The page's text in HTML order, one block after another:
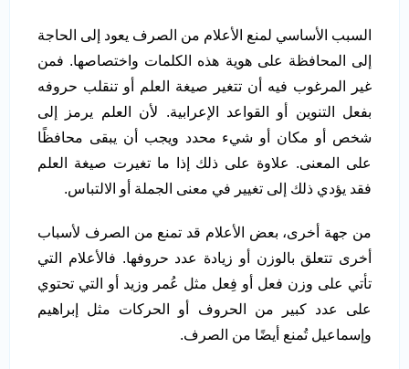
السبب الأساسي لمنع الأعلام من الصرف يعود إلى الحاجة
إلى المحافظة على هوية هذه الكلمات واختصاصها. فمن
غير المرغوب فيه أن تتغير صيغة العلم أو تنقلب حروفه
بفعل التنوين أو القواعد الإعرابية. لأن العلم يرمز إلى
شخص أو مكان أو شيء محدد ويجب أن يبقى محافظًا
على المعنى. علاوة على ذلك إذا ما تغيرت صيغة العلم
فقد يؤدي ذلك إلى تغيير في معنى الجملة أو الالتباس.
من جهة أخرى، بعض الأعلام قد تمنع من الصرف لأسباب
أخرى تتعلق بالوزن أو زيادة عدد حروفها. فالأعلام التي
تأتي على وزن فعل أو فِعل مثل عُمر وزيد أو التي تحتوي
على عدد كبير من الحروف أو الحركات مثل إبراهيم
وإسماعيل تُمنع أيضًا من الصرف.